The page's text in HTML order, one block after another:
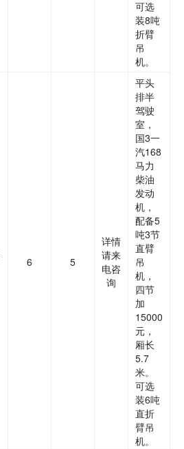
可选
装8吨
折臂
吊
机。
6 5
详情
请来
电咨
询
平头
排半
驾驶
室，
国3一
汽168
马力
柴油
发动
机，
配备5
吨3节
直臂
吊
机，
四节
加
15000
元，
厢长
5.7
米。
可选
装6吨
直折
臂吊
机。